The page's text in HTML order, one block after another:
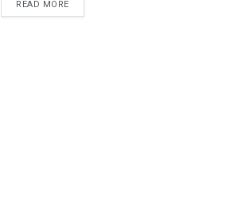
READ MOREDETAILS